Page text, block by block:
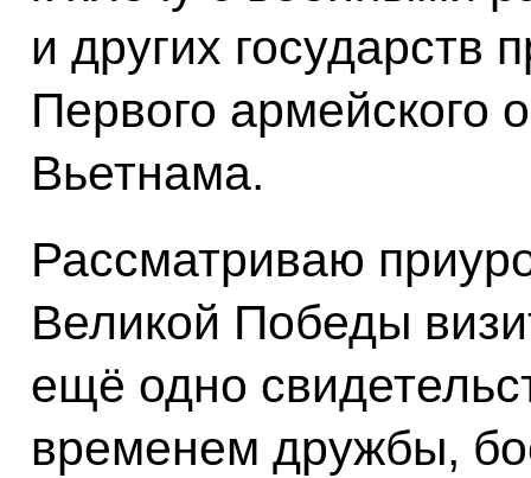
и других государств
Первого армейского
Вьетнама.
Рассматриваю
Великой Победы
ещё одно
временем дружбы,